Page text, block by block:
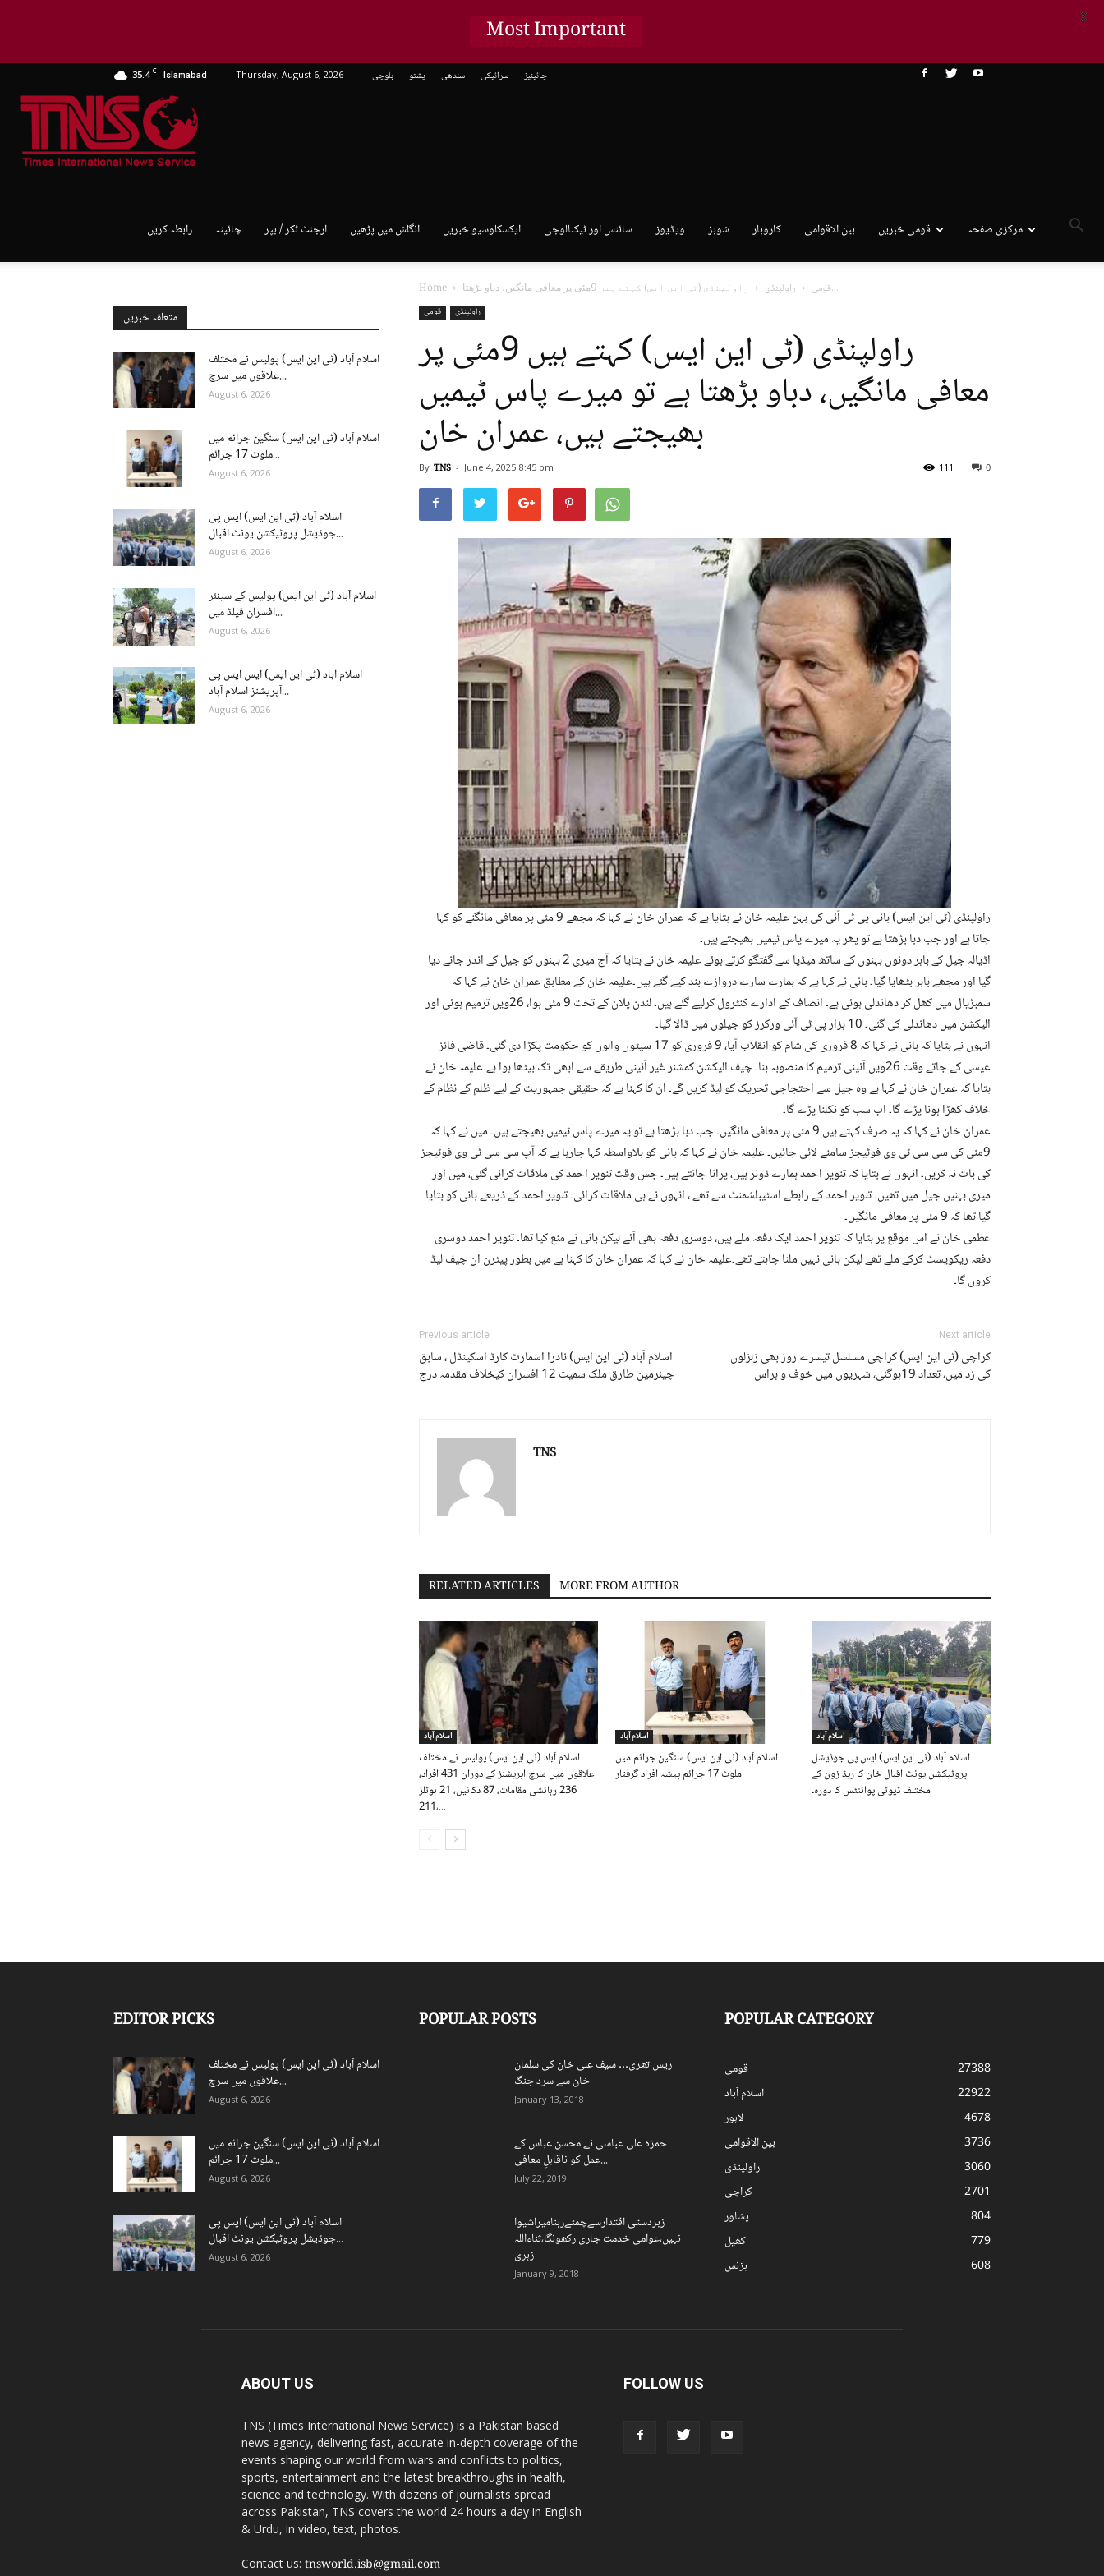
35.4 C Islamabad Thursday, August 6, 2026 بلوچی پشتو سندھی سرائیکی چائینیز
رابطہ کریں چائینہ ارجنٹ ٹکر / بپر انگلش میں پڑھیں ایکسکلوسیو خبریں سائنس اور ٹیکنالوجی ویڈیوز شوبز کاروبار بین الاقوامی قومی خبریں مرکزی صفحہ
Home قومی راولپنڈی
راولپنڈی (ٹی این ایس) کہتے ہیں 9مئی پر معافی مانگیں، دباو بڑھتا...
قومی
راولپنڈی
راولپنڈی (ٹی این ایس) کہتے ہیں 9مئی پر
معافی مانگیں، دباو بڑھتا ہے تو میرے پاس ٹیمیں
بھیجتے ہیں، عمران خان
By TNS - June 4, 2025 8:45 pm 0
111
راولپنڈی (ٹی این ایس) بانی پی ٹی آئی کی بہن علیمہ خان نے بتایا ہے کہ عمران خان نے کہا کہ مجھے 9 مئی پر معافی مانگنے کو کہا
جاتا ہے اور جب دبا بڑھتا ہے تو پھر یہ میرے پاس ٹیمیں بھیجتے ہیں۔
اڈیالہ جیل کے باہر دونوں بہنوں کے ساتھ میڈیا سے گفتگو کرتے ہوئے علیمہ خان نے بتایا کہ آج میری 2 بہنوں کو جیل کے اندر جانے دیا
گیا اور مجھے باہر بٹھایا گیا۔ بانی نے کہا ہے کہ ہمارے سارے دروازے بند کیے گئے ہیں۔علیمہ خان کے مطابق عمران خان نے کہا کہ
سمبڑیال میں کھل کر دھاندلی ہوئی ہے۔ انصاف کے ادارے کنٹرول کرلیے گئے ہیں۔ لندن پلان کے تحت 9 مئی ہوا، 26ویں ترمیم ہوئی اور
الیکشن میں دھاندلی کی گئی۔ 10 ہزار پی ٹی آئی ورکرز کو جیلوں میں ڈالا گیا۔
انہوں نے بتایا کہ بانی نے کہا کہ 8 فروری کی شام کو انقلاب آیا، 9 فروری کو 17 سیٹوں والوں کو حکومت پکڑا دی گئی۔ قاضی فائز
عیسی کے جاتے وقت 26ویں آئینی ترمیم کا منصوبہ بنا۔ چیف الیکشن کمشنر غیر آئینی طریقے سے ابھی تک بیٹھا ہوا ہے۔علیمہ خان نے
بتایا کہ عمران خان نے کہا ہے وہ جیل سے احتجاجی تحریک کو لیڈ کریں گے۔ ان کا کہنا ہے کہ حقیقی جمہوریت کے لیے ظلم کے نظام کے
خلاف کھڑا ہونا پڑے گا۔ اب سب کو نکلنا پڑے گا۔
عمران خان نے کہا کہ یہ صرف کہتے ہیں 9 مئی پر معافی مانگیں۔ جب دبا بڑھتا ہے تو یہ میرے پاس ٹیمیں بھیجتے ہیں۔ میں نے کہا کہ
9مئی کی سی سی ٹی وی فوٹیجز سامنے لائی جائیں۔ علیمہ خان نے کہا کہ بانی کو بلاواسطہ کہا جارہا ہے کہ آپ سی سی ٹی وی فوٹیجز
کی بات نہ کریں۔ انہوں نے بتایا کہ تنویر احمد ہمارے ڈونر ہیں، پرانا جانتے ہیں۔ جس وقت تنویر احمد کی ملاقات کرائی گئی، میں اور
میری بہنیں جیل میں تھیں۔ تنویر احمد کے رابطے اسٹیبلشمنٹ سے تھے ، انہوں نے ہی ملاقات کرائی۔ تنویر احمد کے ذریعے بانی کو بتایا
گیا تھا کہ 9 مئی پر معافی مانگیں۔
عظمی خان نے اس موقع پر بتایا کہ تنویر احمد ایک دفعہ ملے ہیں، دوسری دفعہ بھی آئے لیکن بانی نے منع کیا تھا۔ تنویر احمد دوسری
دفعہ ریکویسٹ کرکے ملے تھے لیکن بانی نہیں ملنا چاہتے تھے۔علیمہ خان نے کہا کہ عمران خان کا کہنا ہے میں بطور پیٹرن ان چیف لیڈ
کروں گا۔
Previous article
اسلام آباد (ٹی این ایس) نادرا اسمارٹ کارڈ اسکینڈل ، سابق
چیئرمین طارق ملک سمیت 12 افسران کیخلاف مقدمہ درج
Next article
کراچی (ٹی این ایس) کراچی مسلسل تیسرے روز بھی زلزلوں
کی زد میں، تعداد 19ہوگئی، شہریوں میں خوف و ہراس
TNS
RELATED ARTICLES MORE FROM AUTHOR
اسلام آباد
اسلام آباد (ٹی این ایس) پولیس نے مختلف
علاقوں میں سرچ آپریشنز کے دوران 431 افراد،
236 رہائشی مقامات، 87 دکانیں، 21 ہوٹلز
،211...
اسلام آباد
اسلام آباد (ٹی این ایس) سنگین جرائم میں
ملوث 17 جرائم پیشہ افراد گرفتار
اسلام آباد
اسلام آباد (ٹی این ایس) ایس پی جوڈیشل
پروٹیکشن یونٹ اقبال خان کا ریڈ زون کے
مختلف ڈیوٹی پوائنٹس کا دورہ۔
متعلقہ خبریں
اسلام آباد (ٹی این ایس) پولیس نے مختلف
علاقوں میں سرچ...
August 6, 2026
اسلام آباد (ٹی این ایس) سنگین جرائم میں
ملوث 17 جرائم...
August 6, 2026
اسلام آباد (ٹی این ایس) ایس پی
جوڈیشل پروٹیکشن یونٹ اقبال...
August 6, 2026
اسلام آباد (ٹی این ایس) پولیس کے سینئر
افسران فیلڈ میں...
August 6, 2026
اسلام آباد (ٹی این ایس) ایس ایس پی
آپریشنز اسلام آباد...
August 6, 2026
EDITOR PICKS
اسلام آباد (ٹی این ایس) پولیس نے مختلف
علاقوں میں سرچ...
August 6, 2026
اسلام آباد (ٹی این ایس) سنگین جرائم میں
ملوث 17 جرائم...
August 6, 2026
اسلام آباد (ٹی این ایس) ایس پی
جوڈیشل پروٹیکشن یونٹ اقبال...
August 6, 2026
POPULAR POSTS
ریس تھری… سیف علی خان کی سلمان
خان سے سرد جنگ
January 13, 2018
حمزہ علی عباسی نے محسن عباس کے
عمل کو ناقابلِ معافی...
July 22, 2019
زبردستی اقتدارسےچمٹےرہنامیراشیوا
نہیں،عوامی خدمت جاری رکھونگا،ثناءاللہ
زہری
January 9, 2018
POPULAR CATEGORY
قومی
27388
اسلام آباد
22922
لاہور
4678
بین الاقوامی
3736
راولپنڈی
3060
کراچی
2701
پشاور
804
کھیل
779
بزنس
608
ABOUT US
TNS (Times International News Service) is a Pakistan based
news agency, delivering fast, accurate in-depth coverage of the
events shaping our world from wars and conflicts to politics,
sports, entertainment and the latest breakthroughs in health,
science and technology. With dozens of journalists spread
across Pakistan, TNS covers the world 24 hours a day in English
& Urdu, in video, text, photos.
Contact us:tnsworld.isb@gmail.com
FOLLOW US
Most Important X